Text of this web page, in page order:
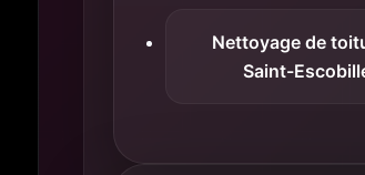
Nettoyage de
Saint-